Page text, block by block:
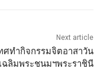
Next article
ศทำกิจกรรมจิตอาสาวัน
เฉลิมพระชนมฯพระราชินี